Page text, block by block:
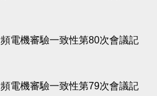
電機審驗一致性第80次會議記
電機審驗一致性第79次會議記